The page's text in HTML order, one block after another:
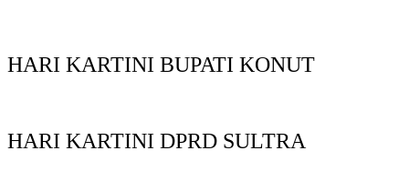
HARI KARTINI BUPATI KONUT
HARI KARTINI DPRD SULTRA